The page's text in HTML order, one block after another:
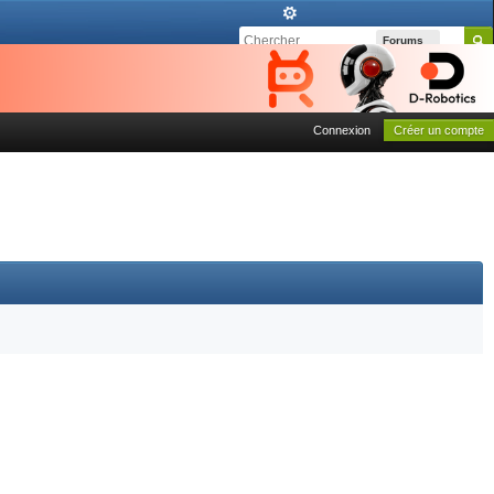
Forums
Connexion Créer un compte